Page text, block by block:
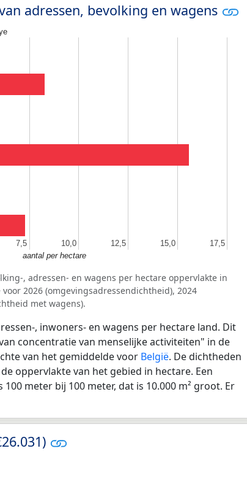
adressen, bevolking en wagens
7,5
7,5 10,0
10,0 12,5
12,5 15,0
15,0 17,5
17,5
aantal per hectare
, adressen- en wagens per hectare oppervlakte in
2026 (omgevingsadressendichtheid), 2024
met wagens).
, inwoners- en wagens per hectare land. Dit
concentratie van menselijke activiteiten" in de
van het gemiddelde voor België. De dichtheden
oppervlakte van het gebied in hectare. Een
meter bij 100 meter, dat is 10.000 m² groot. Er